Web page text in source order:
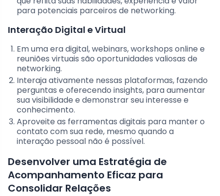
para potenciais parceiros de networking.
Interação Digital e Virtual
Em uma era digital, webinars, workshops online e
reuniões virtuais são oportunidades valiosas de
networking.
Interaja ativamente nessas plataformas, fazendo
perguntas e oferecendo insights, para aumentar
sua visibilidade e demonstrar seu interesse e
conhecimento.
Aproveite as ferramentas digitais para manter o
contato com sua rede, mesmo quando a
interação pessoal não é possível.
Desenvolver uma Estratégia de
Acompanhamento Eficaz para
Consolidar Relações